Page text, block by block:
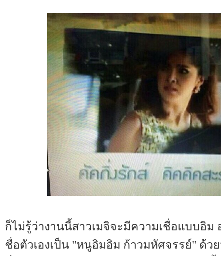
ก็ไม่รู้ว่างานนี้สาวเมจิจะมีความเชื่อแบบอิม
ชื่อตัวเองเป็น "หนูอิมอิม ก้าวมหัศจรรย์" ด้ว